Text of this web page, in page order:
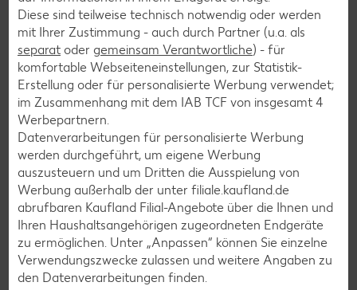
Salat-Rezepte
Spargel-Rezepte
Fleisch-Rezepte
Fisch-Rezepte
Geflügel-Rezepte
Lamm-Rezepte
Grill-Rezepte
Muffin-Rezepte
Apfelkuchen-Rezepte
Schokokuchen-Rezepte
Diese sind teilweise technisch notwendig oder werden
mit Ihrer Zustimmung - auch durch Partner (u.a. als
separat oder gemeinsam Verantwortliche) - für
komfortable Webseiteneinstellungen, zur Statistik-
Erstellung oder für personalisierte Werbung verwendet;
im Zusammenhang mit dem IAB TCF von insgesamt 4
Werbepartnern.
Datenverarbeitungen für personalisierte Werbung
werden durchgeführt, um eigene Werbung
auszusteuern und um Dritten die Ausspielung von
Werbung außerhalb der unter filiale.kaufland.de
abrufbaren Kaufland Filial-Angebote über die Ihnen und
Ihren Haushaltsangehörigen zugeordneten Endgeräte
zu ermöglichen. Unter „Anpassen“ können Sie einzelne
Verwendungszwecke zulassen und weitere Angaben zu
den Datenverarbeitungen finden.